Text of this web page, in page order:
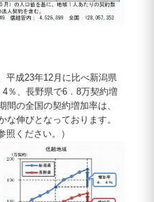
成23年12月に比べ新潟県
％、長野県で6．8万契約増
間の全国の契約増加率は、
な伸びとなっております。
照ください。）